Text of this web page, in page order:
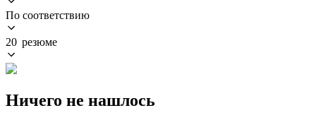
По соответствию
20 резюме
Ничего не нашлось